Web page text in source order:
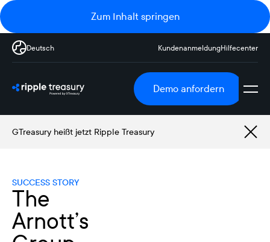
Zum Inhalt springen
Deutsch KundenanmeldungHilfecenter
Demo anfordern
GTreasury heißt jetzt Ripple Treasury
SUCCESS STORY
The
Arnott’s